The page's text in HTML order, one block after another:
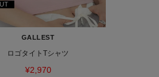
GALLEST
ロゴタイトTシャツ
¥2,970